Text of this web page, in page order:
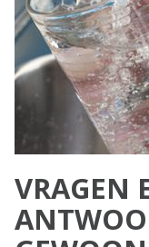
VRAGEN